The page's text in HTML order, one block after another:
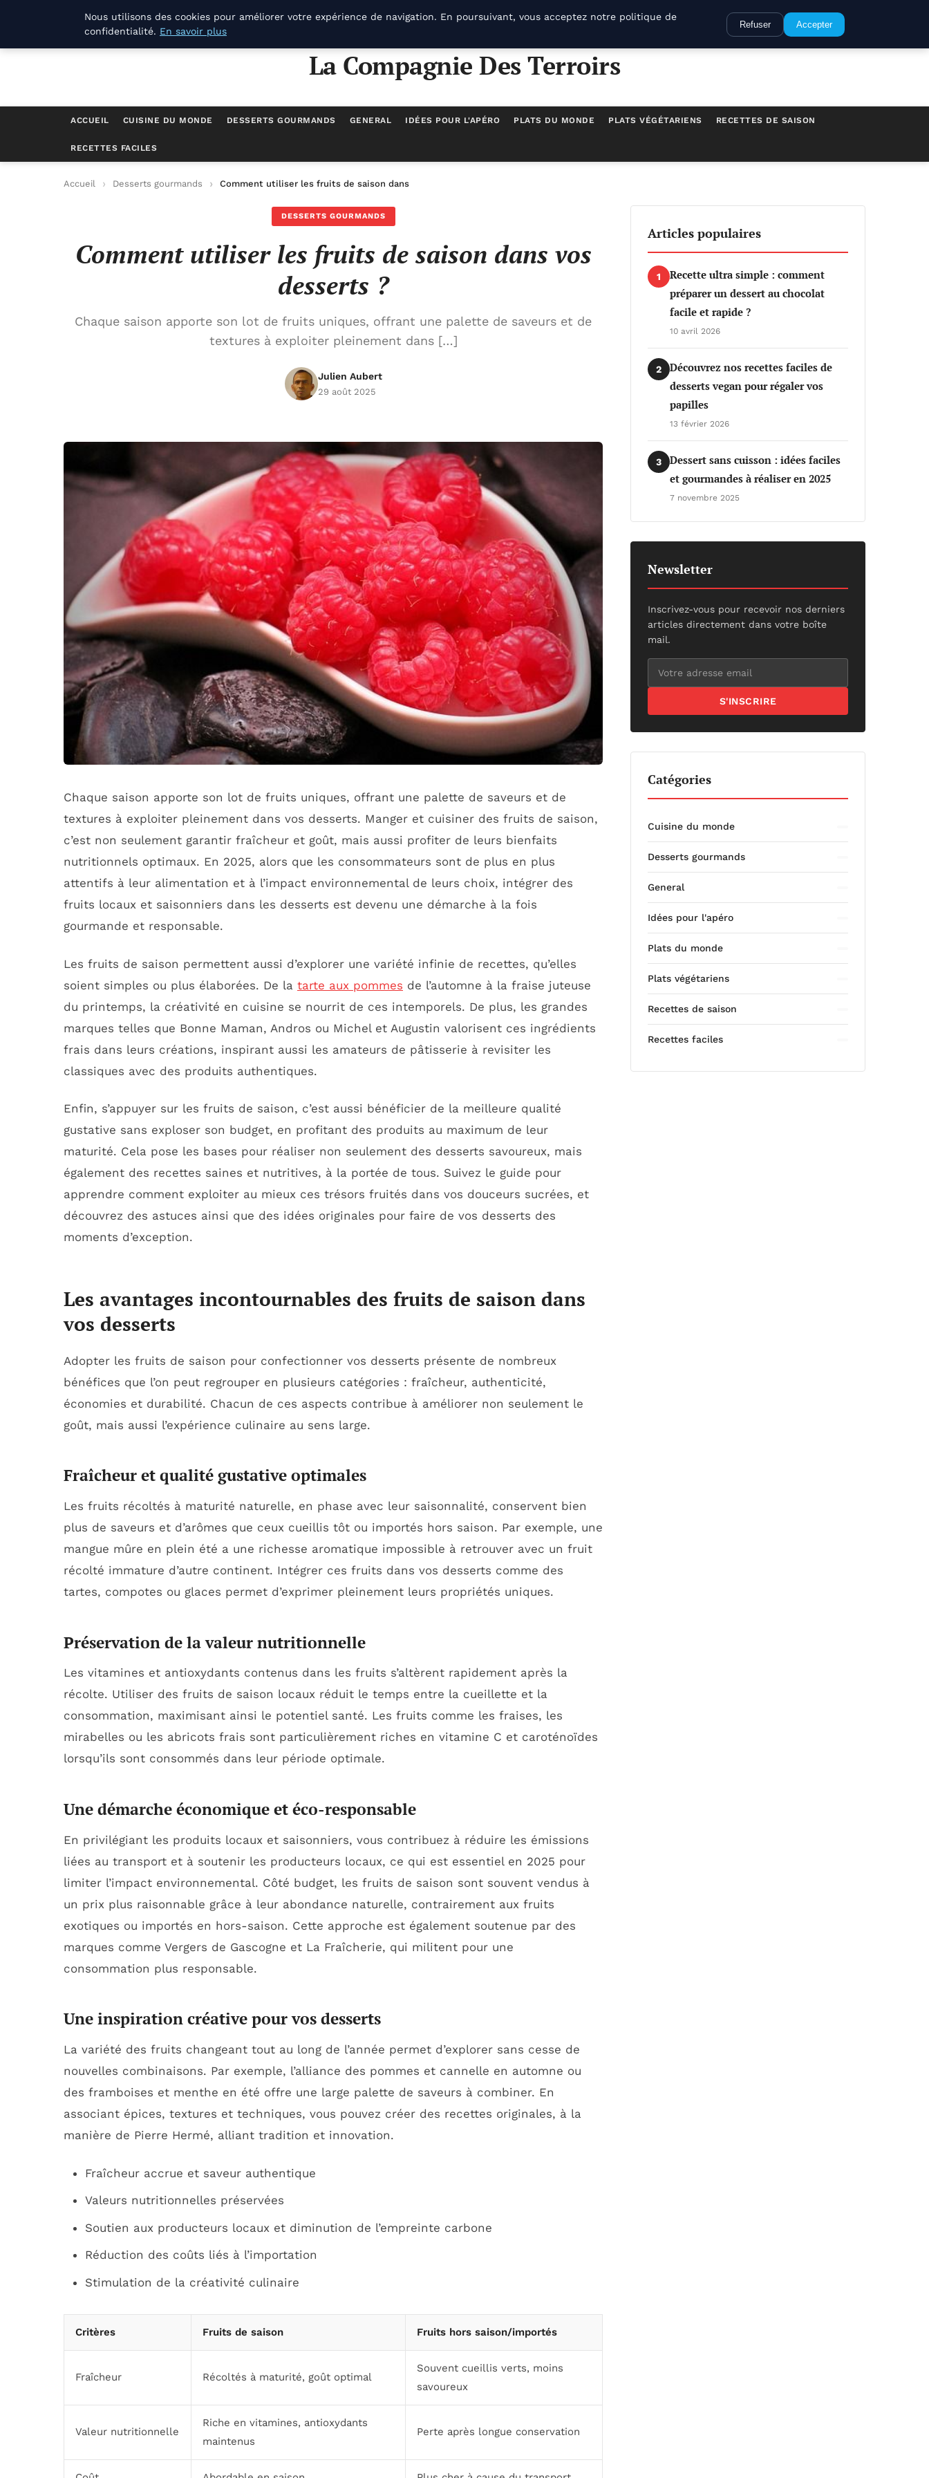
La Compagnie Des Terroirs
La Compagnie Des Terroirs
ACCUEIL CUISINE DU MONDE DESSERTS GOURMANDS GENERAL IDÉES POUR L'APÉRO PLATS DU MONDE PLATS VÉGÉTARIENS RECETTES DE SAISON
RECETTES FACILES
Accueil Desserts gourmands Comment utiliser les fruits de saison dans vos desserts ?
DESSERTS GOURMANDS
Comment utiliser les fruits de saison dans vos
desserts ?
Chaque saison apporte son lot de fruits uniques, offrant une palette de saveurs et de
textures à exploiter pleinement dans […]
Julien Aubert
29 août 2025
Chaque saison apporte son lot de fruits uniques, offrant une palette de saveurs et de
textures à exploiter pleinement dans vos desserts. Manger et cuisiner des fruits de saison,
c’est non seulement garantir fraîcheur et goût, mais aussi profiter de leurs bienfaits
nutritionnels optimaux. En 2025, alors que les consommateurs sont de plus en plus
attentifs à leur alimentation et à l’impact environnemental de leurs choix, intégrer des
fruits locaux et saisonniers dans les desserts est devenu une démarche à la fois
gourmande et responsable.
Les fruits de saison permettent aussi d’explorer une variété infinie de recettes, qu’elles
soient simples ou plus élaborées. De la tarte aux pommes de l’automne à la fraise juteuse
du printemps, la créativité en cuisine se nourrit de ces intemporels. De plus, les grandes
marques telles que Bonne Maman, Andros ou Michel et Augustin valorisent ces ingrédients
frais dans leurs créations, inspirant aussi les amateurs de pâtisserie à revisiter les
classiques avec des produits authentiques.
Enfin, s’appuyer sur les fruits de saison, c’est aussi bénéficier de la meilleure qualité
gustative sans exploser son budget, en profitant des produits au maximum de leur
maturité. Cela pose les bases pour réaliser non seulement des desserts savoureux, mais
également des recettes saines et nutritives, à la portée de tous. Suivez le guide pour
apprendre comment exploiter au mieux ces trésors fruités dans vos douceurs sucrées, et
découvrez des astuces ainsi que des idées originales pour faire de vos desserts des
moments d’exception.
Les avantages incontournables des fruits de saison dans
vos desserts
Adopter les fruits de saison pour confectionner vos desserts présente de nombreux
bénéfices que l’on peut regrouper en plusieurs catégories : fraîcheur, authenticité,
économies et durabilité. Chacun de ces aspects contribue à améliorer non seulement le
goût, mais aussi l’expérience culinaire au sens large.
Fraîcheur et qualité gustative optimales
Les fruits récoltés à maturité naturelle, en phase avec leur saisonnalité, conservent bien
plus de saveurs et d’arômes que ceux cueillis tôt ou importés hors saison. Par exemple, une
mangue mûre en plein été a une richesse aromatique impossible à retrouver avec un fruit
récolté immature d’autre continent. Intégrer ces fruits dans vos desserts comme des
tartes, compotes ou glaces permet d’exprimer pleinement leurs propriétés uniques.
Préservation de la valeur nutritionnelle
Les vitamines et antioxydants contenus dans les fruits s’altèrent rapidement après la
récolte. Utiliser des fruits de saison locaux réduit le temps entre la cueillette et la
consommation, maximisant ainsi le potentiel santé. Les fruits comme les fraises, les
mirabelles ou les abricots frais sont particulièrement riches en vitamine C et caroténoïdes
lorsqu’ils sont consommés dans leur période optimale.
Une démarche économique et éco-responsable
En privilégiant les produits locaux et saisonniers, vous contribuez à réduire les émissions
liées au transport et à soutenir les producteurs locaux, ce qui est essentiel en 2025 pour
limiter l’impact environnemental. Côté budget, les fruits de saison sont souvent vendus à
un prix plus raisonnable grâce à leur abondance naturelle, contrairement aux fruits
exotiques ou importés en hors-saison. Cette approche est également soutenue par des
marques comme Vergers de Gascogne et La Fraîcherie, qui militent pour une
consommation plus responsable.
Une inspiration créative pour vos desserts
La variété des fruits changeant tout au long de l’année permet d’explorer sans cesse de
nouvelles combinaisons. Par exemple, l’alliance des pommes et cannelle en automne ou
des framboises et menthe en été offre une large palette de saveurs à combiner. En
associant épices, textures et techniques, vous pouvez créer des recettes originales, à la
manière de Pierre Hermé, alliant tradition et innovation.
Fraîcheur accrue et saveur authentique
Valeurs nutritionnelles préservées
Soutien aux producteurs locaux et diminution de l’empreinte carbone
Réduction des coûts liés à l’importation
Stimulation de la créativité culinaire
Critères Fruits de saison Fruits hors saison/importés
Fraîcheur Récoltés à maturité, goût optimal
Souvent cueillis verts, moins
savoureux
Valeur nutritionnelle
Riche en vitamines, antioxydants
maintenus
Perte après longue conservation
Articles populaires
1
Recette ultra simple : comment
préparer un dessert au chocolat
facile et rapide ?
10 avril 2026
2
Découvrez nos recettes faciles de
desserts vegan pour régaler vos
papilles
13 février 2026
3
Dessert sans cuisson : idées faciles
et gourmandes à réaliser en 2025
7 novembre 2025
Newsletter
Inscrivez-vous pour recevoir nos derniers
articles directement dans votre boîte
mail.
S'INSCRIRE
Catégories
Cuisine du monde
Desserts gourmands
General
Idées pour l'apéro
Plats du monde
Plats végétariens
Recettes de saison
Recettes faciles
Nous utilisons des cookies pour améliorer votre expérience de navigation. En poursuivant, vous acceptez notre politique de
confidentialité. En savoir plus
Refuser Accepter